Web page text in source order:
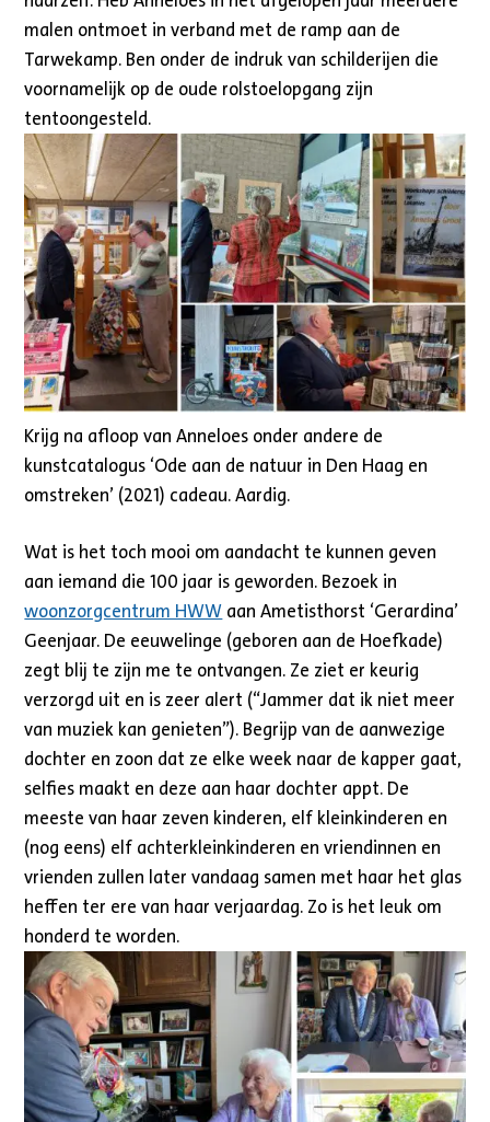
malen ontmoet in verband met de ramp aan de
Tarwekamp. Ben onder de indruk van schilderijen die
voornamelijk op de oude rolstoelopgang zijn
tentoongesteld.
Krijg na afloop van Anneloes onder andere de
kunstcatalogus ‘Ode aan de natuur in Den Haag en
omstreken’ (2021) cadeau. Aardig.
Wat is het toch mooi om aandacht te kunnen geven
aan iemand die 100 jaar is geworden. Bezoek in
woonzorgcentrum HWW aan Ametisthorst ‘Gerardina’
Geenjaar. De eeuwelinge (geboren aan de Hoefkade)
zegt blij te zijn me te ontvangen. Ze ziet er keurig
verzorgd uit en is zeer alert (“Jammer dat ik niet meer
van muziek kan genieten”). Begrijp van de aanwezige
dochter en zoon dat ze elke week naar de kapper gaat,
selfies maakt en deze aan haar dochter appt. De
meeste van haar zeven kinderen, elf kleinkinderen en
(nog eens) elf achterkleinkinderen en vriendinnen en
vrienden zullen later vandaag samen met haar het glas
heffen ter ere van haar verjaardag. Zo is het leuk om
honderd te worden.